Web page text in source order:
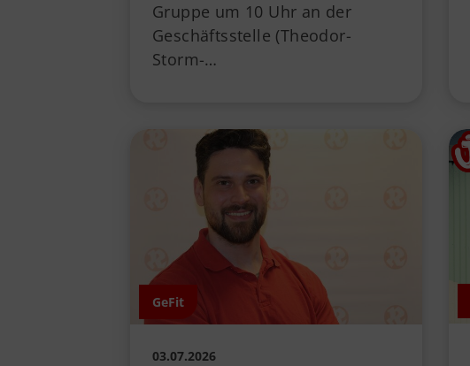
Gruppe um 10 Uhr an der
Geschäftsstelle (Theodor-
Storm-…
GeFit
03.07.2026